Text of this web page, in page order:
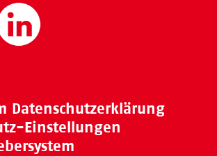
Datenschutzerklärung
Einstellungen